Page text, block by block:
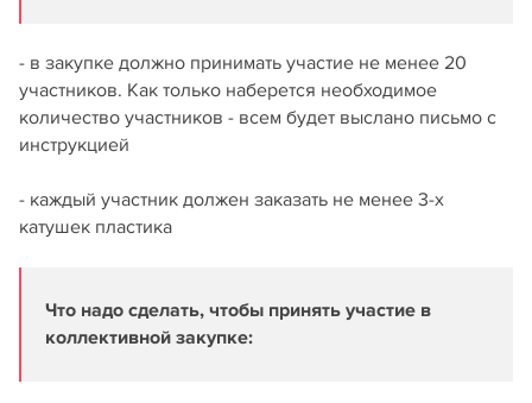
- в закупке должно принимать участие не менее 20
участников. Как только наберется необходимое
количество участников - всем будет выслано письмо с
инструкцией
- каждый участник должен заказать не менее 3-х
катушек пластика
Что надо сделать, чтобы принять участие в
коллективной закупке: